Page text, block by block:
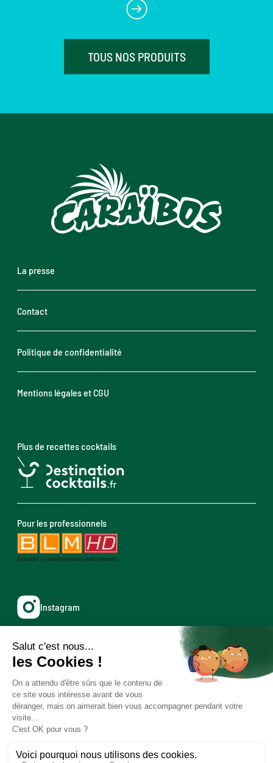
TOUS NOS PRODUITS
La presse
Contact
Politique de confidentialité
Mentions légales et CGU
Plus de recettes cocktails
Pour les professionnels
Instagram
Facebook
X
© Copyright 2026 - Caraïbos - Tous droits réservés - Réalisé
parKaizen Agency